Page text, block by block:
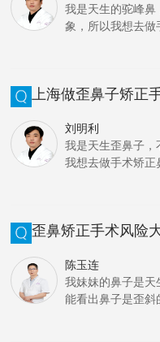
我是天生的驼峰鼻
象，所以我想去做
上海做歪鼻子矫正
刘明利
我是天生歪鼻子，
我想去做手术矫正
歪鼻矫正手术风险
陈玉连
我妹妹的鼻子是天
能看出鼻子是歪斜